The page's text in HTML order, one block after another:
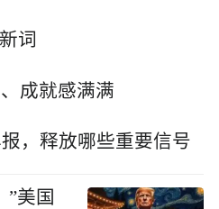
词
成就感满满
，释放哪些重要信号
”美国